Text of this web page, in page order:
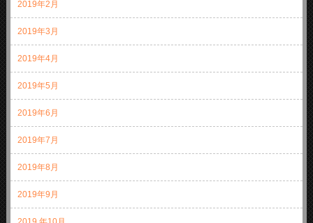
2019年2月
2019年3月
2019年4月
2019年5月
2019年6月
2019年7月
2019年8月
2019年9月